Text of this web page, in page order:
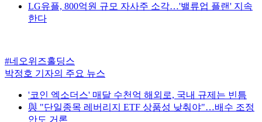
LG유플, 800억원 규모 자사주 소각…'밸류업 플랜' 지속
한다
#네오위즈홀딩스
박정호 기자의 주요 뉴스
'코인 엑소더스' 매달 수천억 해외로, 국내 규제는 빈틈
與 "단일종목 레버리지 ETF 상품성 낮춰야"…배수 조정
안도 거론